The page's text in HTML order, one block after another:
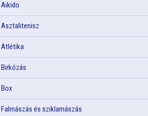
Aikido
Asztalitenisz
Atlétika
Birkózás
Box
Falmászás és sziklamászás